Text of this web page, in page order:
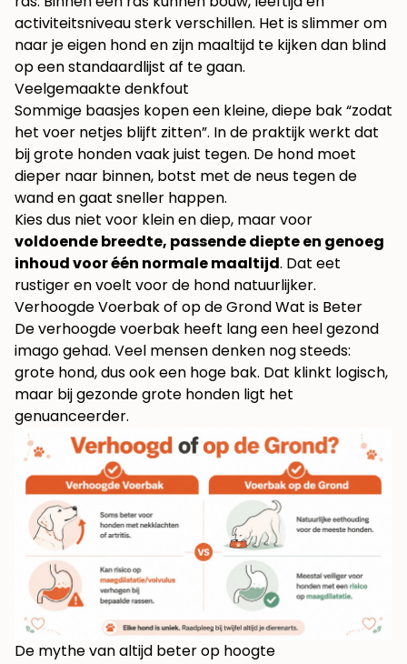
activiteitsniveau sterk verschillen. Het is slimmer om
naar je eigen hond en zijn maaltijd te kijken dan blind
op een standaardlijst af te gaan.
Veelgemaakte denkfout
Sommige baasjes kopen een kleine, diepe bak “zodat
het voer netjes blijft zitten”. In de praktijk werkt dat
bij grote honden vaak juist tegen. De hond moet
dieper naar binnen, botst met de neus tegen de
wand en gaat sneller happen.
Kies dus niet voor klein en diep, maar voor
voldoende breedte, passende diepte en genoeg
inhoud voor één normale maaltijd. Dat eet
rustiger en voelt voor de hond natuurlijker.
Verhoogde Voerbak of op de Grond Wat is Beter
De verhoogde voerbak heeft lang een heel gezond
imago gehad. Veel mensen denken nog steeds:
grote hond, dus ook een hoge bak. Dat klinkt logisch,
maar bij gezonde grote honden ligt het
genuanceerder.
De mythe van altijd beter op hoogte